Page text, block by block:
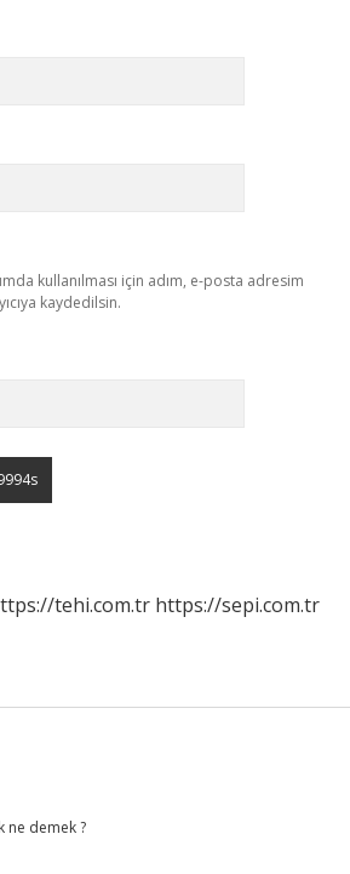
kullanılması için adım, e-posta adresim
kaydedilsin.
tehi.com.tr https://sepi.com.tr
ne demek ?